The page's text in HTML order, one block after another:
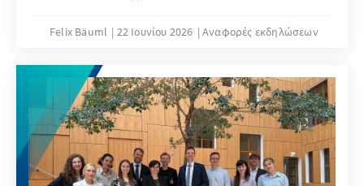
Felix Bäuml 22 Ιουνίου 2026 Αναφορές εκδηλώσεων